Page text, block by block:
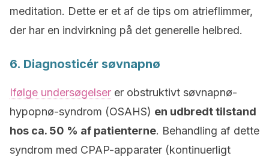
meditation. Dette er et af de tips om atrieflimmer,
der har en indvirkning på det generelle helbred.
6. Diagnosticér søvnapnø
Ifølge undersøgelser er obstruktivt søvnapnø-
hypopnø-syndrom (OSAHS) en udbredt tilstand
hos ca. 50 % af patienterne. Behandling af dette
syndrom med CPAP-apparater (kontinuerligt